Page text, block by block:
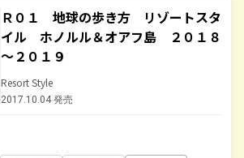
Ｒ０１ 地球の歩き方 リゾートスタ
イル ホノルル＆オアフ島 ２０１８
～２０１９
Resort Style
2017.10.04 発売